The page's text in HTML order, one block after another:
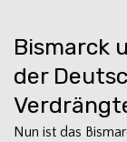
Bismarck
der
Nun ist das